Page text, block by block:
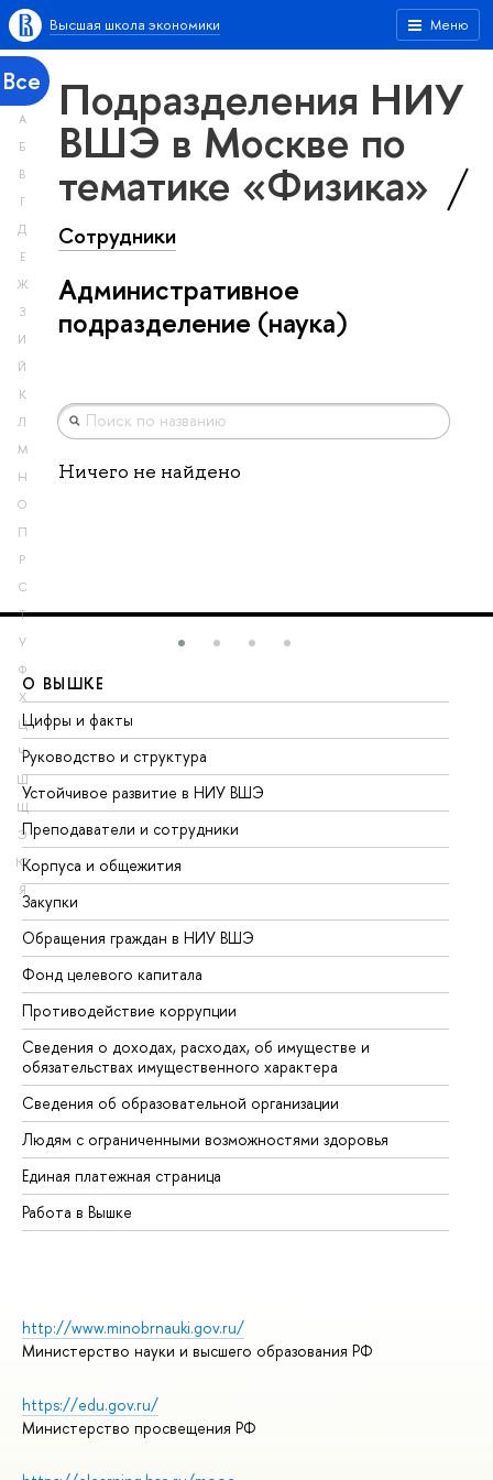
Меню
Высшая школа экономики
Все
А
Б
В
Г
Д
Е
Ж
З
И
Й
К
Л
М
Н
О
П
Р
С
Т
У
Ф
Х
Ц
Ч
Ш
Щ
Э
Ю
Я
Подразделения НИУ
ВШЭ в Москве по
тематике «Физика»
Сотрудники
Административное
подразделение (наука)
Ничего не найдено
О ВЫШКЕ
Цифры и факты
Руководство и структура
Устойчивое развитие в НИУ ВШЭ
Преподаватели и сотрудники
Корпуса и общежития
Закупки
Обращения граждан в НИУ ВШЭ
Фонд целевого капитала
Противодействие коррупции
Сведения о доходах, расходах, об имуществе и
обязательствах имущественного характера
Сведения об образовательной организации
Людям с ограниченными возможностями здоровья
Единая платежная страница
Работа в Вышке
http://www.minobrnauki.gov.ru/
Министерство науки и высшего образования РФ
https://edu.gov.ru/
Министерство просвещения РФ